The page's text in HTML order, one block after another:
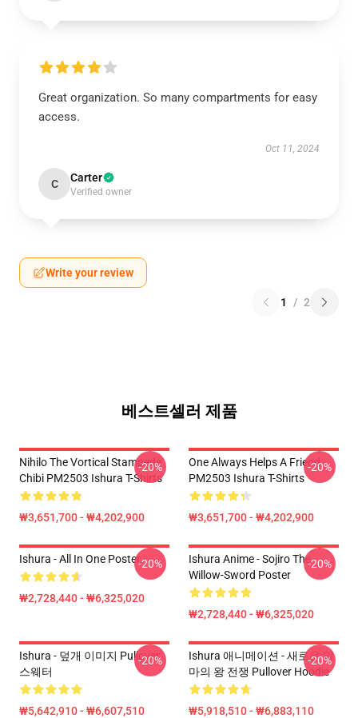
Great organization. So many compartments for easy
access.
Oct 11, 2024
C Carter
Verified owner
Write your review
1 / 2
베스트셀러 제품
Nihilo The Vortical Stampede
Chibi PM2503 Ishura T-Shirts
₩3,651,700 - ₩4,202,900
-20%
One Always Helps A Friend
PM2503 Ishura T-Shirts
₩3,651,700 - ₩4,202,900
-20%
Ishura - All In One Poster
₩2,728,440 - ₩6,325,020
-20%
Ishura Anime - Sojiro The
Willow-Sword Poster
₩2,728,440 - ₩6,325,020
-20%
Ishura - 덮개 이미지 Pullover
스웨터
₩5,642,910 - ₩6,607,510
-20%
Ishura 애니메이션 - 새로운 악
마의 왕 전쟁 Pullover Hoodie
₩5,918,510 - ₩6,883,110
-20%